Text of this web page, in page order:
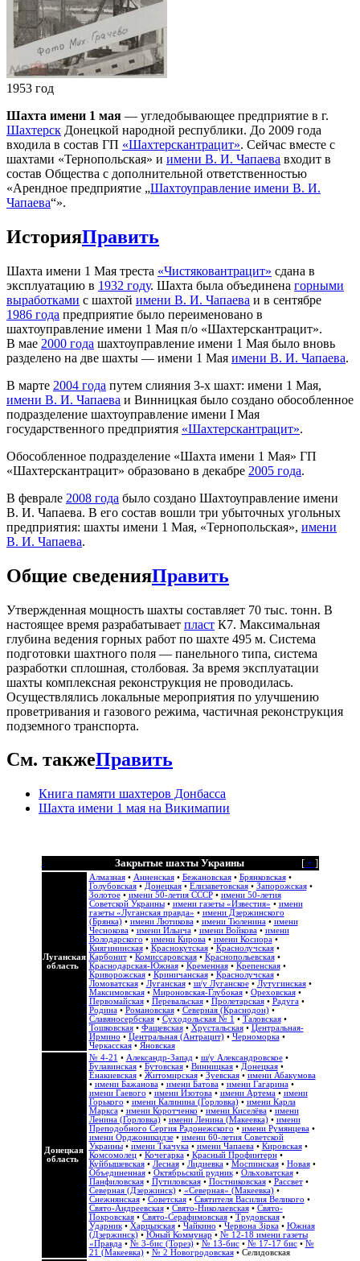
1953 год
Шахта имени 1 мая — угледобывающее предприятие в г.
Шахтерск Донецкой народной республики. До 2009 года
входила в состав ГП «Шахтерскантрацит». Сейчас вместе с
шахтами «Тернопольская» и имени В. И. Чапаева входит в
состав Общества с дополнительной ответственностью
«Арендное предприятие „Шахтоуправление имени В. И.
Чапаева“».
ИсторияПравить
Шахта имени 1 Мая треста «Чистяковантрацит» сдана в
эксплуатацию в 1932 году. Шахта была объединена горными
выработками с шахтой имени В. И. Чапаева и в сентябре
1986 года предприятие было переименовано в
шахтоуправление имени 1 Мая п/о «Шахтерскантрацит».
В мае 2000 года шахтоуправление имени 1 Мая было вновь
разделено на две шахты — имени 1 Мая имени В. И. Чапаева.
В марте 2004 года путем слияния 3-х шахт: имени 1 Мая,
имени В. И. Чапаева и Винницкая было создано обособленное
подразделение шахтоуправление имени I Мая
государственного предприятия «Шахтерскантрацит».
Обособленное подразделение «Шахта имени 1 Мая» ГП
«Шахтерскантрацит» образовано в декабре 2005 года.
В феврале 2008 года было создано Шахтоуправление имени
В. И. Чапаева. В его состав вошли три убыточных угольных
предприятия: шахты имени 1 Мая, «Тернопольская», имени
В. И. Чапаева.
Общие сведенияПравить
Утвержденная мощность шахты составляет 70 тыс. тонн. В
настоящее время разрабатывает пласт К7. Максимальная
глубина ведения горных работ по шахте 495 м. Система
подготовки шахтного поля — панельного типа, система
разработки сплошная, столбовая. За время эксплуатации
шахты комплексная реконструкция не проводилась.
Осуществлялись локальные мероприятия по улучшению
проветривания и газового режима, частичная реконструкция
подземного транспорта.
См. такжеПравить
Книга памяти шахтеров Донбасса
Шахта имени 1 мая на Викимапии
[+ ]
Закрытые шахты Украины
Луганская
область
Алмазная• Анненская• Бежановская• Брянковская•
Голубовская• Донецкая• Елизаветовская• Запорожская•
Золотое• имени 50-летия СССР• имени 50-летия
Советской Украины• имени газеты «Известия» • имени
газеты «Луганская правда» • имени Дзержинского
(Брянка)• имени Лютикова• имени Тюленина• имени
Чеснокова• имени Ильича• имени Войкова• имени
Володарского • имени Кирова• имени Косиора•
Княгининская• Краснокутская• Краснолучская•
Карбонит• Комиссаровская• Краснопольевская•
Краснодарская-Южная• Кременная• Крепенская•
Криворожская• Криничанская• Краснолучская•
Ломоватская• Луганская• ш/у Луганское• Лутугинская•
Максимовская• Мироновская-Глубокая• Ореховская•
Первомайская• Перевальская• Пролетарская• Радуга•
Родина• Романовская• Северная (Краснодон)•
Славяносербская• Суходольская № 1 • Таловская•
Тошковская• Фащевская• Хрустальская• Центральная-
Ирмино • Центральная (Антрацит)• Черноморка•
Черкасская• Яновская
Донецкая
область
№ 4-21 • Александр-Запад• ш/у Александровское•
Булавинская• Бутовская• Винницкая• Донецкая•
Енакиевская• Житомирская• Зуевская• имени Абакумова
• имени Бажанова• имени Батова• имени Гагарина•
имени Гаевого • имени Изотова• имени Артема• имени
Горького • имени Калинина (Горловка)• имени Карла
Маркса• имени Коротченко • имени Киселёва• имени
Ленина (Горловка)• имени Ленина (Макеевка)• имени
Преподобного Сергия Радонежского • имени Румянцева•
имени Орджоникидзе• имени 60-летия Советской
Украины• имени Ткачука• имени Чапаева• Кировская•
Комсомолец• Кочегарка• Красный Профинтерн•
Куйбышевская• Лесная• Лидиевка• Моспинская• Новая•
Объединенная• Октябрьский рудник• Ольховатская•
Панфиловская• Путиловская• Постниковская• Рассвет•
Северная (Дзержинск)• «Северная» (Макеевка)•
Снежнянская• Советская• Святителя Василия Великого •
Свято-Андреевская• Свято-Николаевская• Свято-
Покровская• Свято-Серафимовская• Трудовская•
Ударник• Харцызская• Чайкино • Червона Зірка• Южная
(Дзержинск)• Юный Коммунар • № 12-18 имени газеты
«Правда• № 3-бис (Торез)• № 13-бис• № 17-17 бис• №
21 (Макеевка)• № 2 Новогродовская• Селидовская